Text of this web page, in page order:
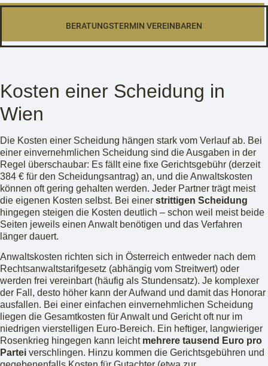
BERATUNGSTERMIN VEREINBAREN
Kosten einer Scheidung in
Wien
Die Kosten einer Scheidung hängen stark vom Verlauf ab. Bei
einer einvernehmlichen Scheidung sind die Ausgaben in der
Regel überschaubar: Es fällt eine fixe Gerichtsgebühr (derzeit
384 € für den Scheidungsantrag) an, und die Anwaltskosten
können oft gering gehalten werden. Jeder Partner trägt meist
die eigenen Kosten selbst. Bei einer strittigen Scheidung
hingegen steigen die Kosten deutlich – schon weil meist beide
Seiten jeweils einen Anwalt benötigen und das Verfahren
länger dauert.
Anwaltskosten richten sich in Österreich entweder nach dem
Rechtsanwaltstarifgesetz (abhängig vom Streitwert) oder
werden frei vereinbart (häufig als Stundensatz). Je komplexer
der Fall, desto höher kann der Aufwand und damit das Honorar
ausfallen. Bei einer einfachen einvernehmlichen Scheidung
liegen die Gesamtkosten für Anwalt und Gericht oft nur im
niedrigen vierstelligen Euro-Bereich. Ein heftiger, langwieriger
Rosenkrieg hingegen kann leicht mehrere tausend Euro pro
Partei verschlingen. Hinzu kommen die Gerichtsgebühren und